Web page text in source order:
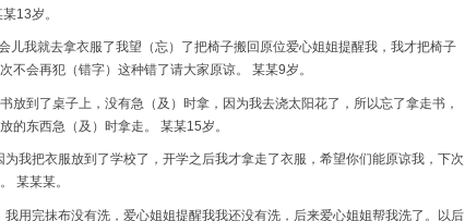
13岁。
儿我就去拿衣服了我望（忘）了把椅子搬回原位爱心姐姐提醒我，我才把椅子
不会再犯（错字）这种错了请大家原谅。 某某9岁。
放到了桌子上，没有急（及）时拿，因为我去浇太阳花了，所以忘了拿走书，
的东西急（及）时拿走。 某某15岁。
我把衣服放到了学校了，开学之后我才拿走了衣服，希望你们能原谅我，下次
某某某。
用完抹布没有洗，爱心姐姐提醒我我还没有洗，后来爱心姐姐帮我洗了。以后